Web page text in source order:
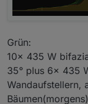
Grün:
10x 435 W
35° plus 6x 435
Wandaufstellern,
Bäumen(morgens)